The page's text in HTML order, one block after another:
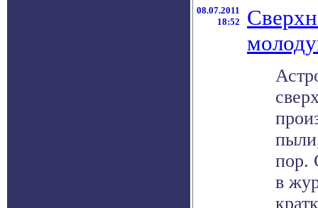
08.07.2011
18:52
пор.
в